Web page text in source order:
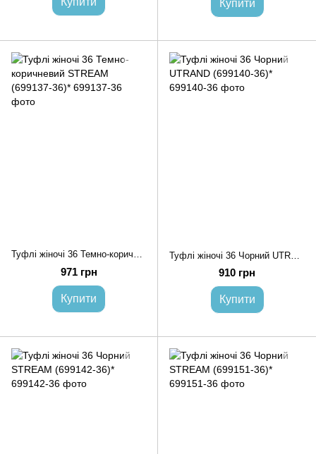
Купити
Туфлі жіночі 36 Темно-коричневий STREAM (699137-36)*
971 грн
Купити
910 грн
Купити